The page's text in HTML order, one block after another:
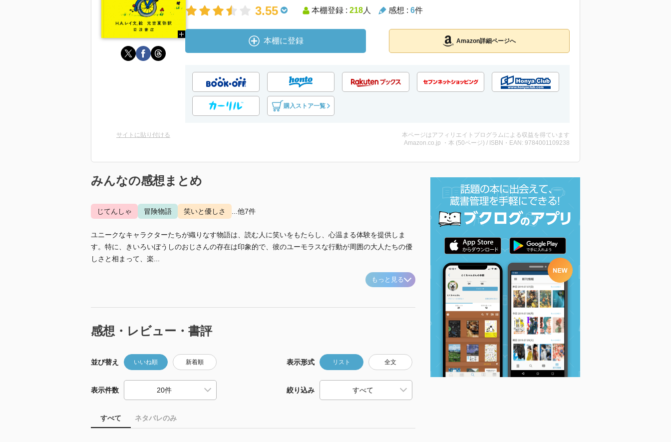
3.55 本棚登録 : 218人 感想 : 6件
本棚に登録 Amazon詳細ページへ
購入ストア一覧
サイトに貼り付ける
本ページはアフィリエイトプログラムによる収益を得ています
Amazon.co.jp ・本 (50ページ) / ISBN・EAN: 9784001109238
みんなの感想まとめ
じてんしゃ 冒険物語 笑いと優しさ ...他7件
ユニークなキャラクターたちが織りなす物語は、読む人に笑いをもたらし、心温まる体験を提供しま
す。特に、きいろいぼうしのおじさんの存在は印象的で、彼のユーモラスな行動が周囲の大人たちの優
しさと相まって、楽...
もっと見る
感想・レビュー・書評
並び替え いいね順 新着順 表示形式 リスト 全文
表示件数 絞り込み
すべて ネタバレのみ